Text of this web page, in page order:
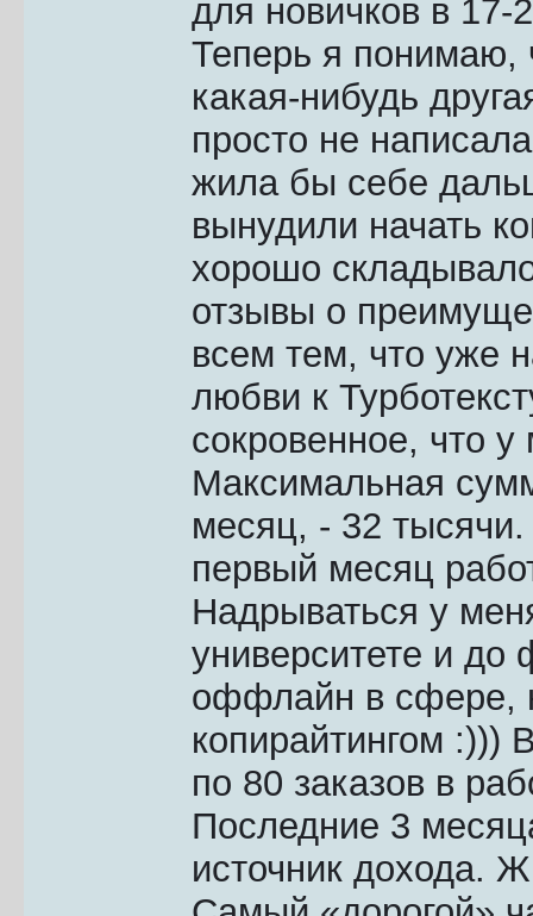
для новичков в 17-
Теперь я понимаю,
какая-нибудь
просто не
жила бы себе
вынудили начать
хорошо
отзывы о
всем тем, что уже
любви к
сокровенное, что
Максимальная
месяц, - 32
первый месяц
Надрываться у
университете и до
оффлайн в сфере,
копирайтингом :)))
по 80 заказов в
Последние 3
источник дохода.